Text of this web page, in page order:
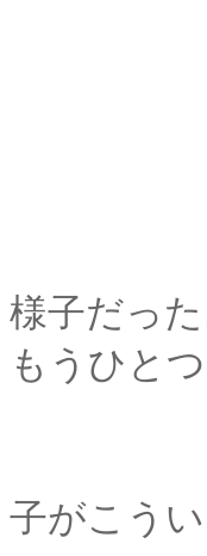
沈黙
「驚
ああ
先程助
様子だっ
もうひと
たこ
「昨日
子がこう